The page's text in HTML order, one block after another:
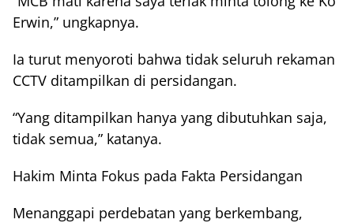
Erwin,” ungkapnya.
Ia turut menyoroti bahwa tidak seluruh rekaman
CCTV ditampilkan di persidangan.
“Yang ditampilkan hanya yang dibutuhkan saja,
tidak semua,” katanya.
Hakim Minta Fokus pada Fakta Persidangan
Menanggapi perdebatan yang berkembang,